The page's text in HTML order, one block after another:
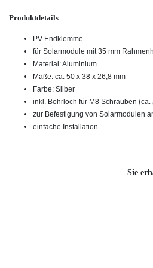
Produktdetails:
PV Endklemme
für Solarmodule mit 35 mm
Material: Aluminium
Maße: ca. 50 x 38 x 26,8 mm
Farbe: Silber
inkl. Bohrloch für M8 Schrauben (ca.
zur Befestigung von Solarmodulen
einfache Installation
Sie